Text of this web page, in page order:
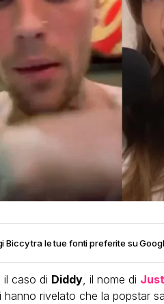
Biccy tra le tue fonti preferite su
il caso di Diddy, il nome di
rivelato che la popstar